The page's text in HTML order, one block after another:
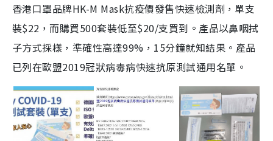
香港口罩品牌HK-M Mask抗疫價發售快速檢測劑，單支
裝$22，而購買500套裝低至$20/支買到。產品以鼻咽拭
子方式採樣，準確性高達99%，15分鐘就知結果。產品
已列在歐盟2019冠狀病毒病快速抗原測試通用名單。